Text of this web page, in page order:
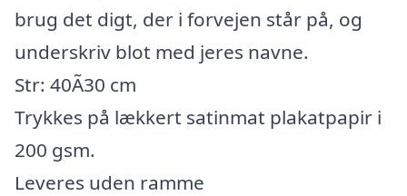
brug det digt, der i forvejen står på, og
underskriv blot med jeres navne.
Str: 40Ã30 cm
Trykkes på lækkert satinmat plakatpapir i
200 gsm.
Leveres uden ramme